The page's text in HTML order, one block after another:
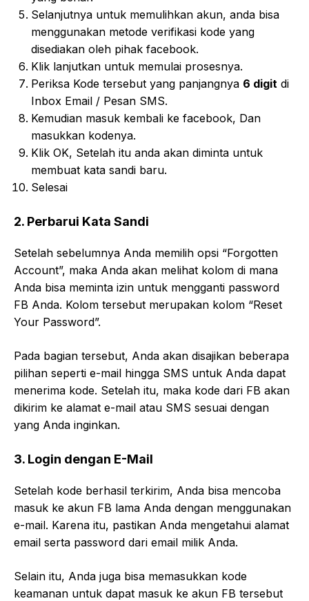
Selanjutnya untuk memulihkan akun, anda bisa
menggunakan metode verifikasi kode yang
disediakan oleh pihak facebook.
Klik lanjutkan untuk memulai prosesnya.
Periksa Kode tersebut yang panjangnya 6 digit di
Inbox Email / Pesan SMS.
Kemudian masuk kembali ke facebook, Dan
masukkan kodenya.
Klik OK, Setelah itu anda akan diminta untuk
membuat kata sandi baru.
Selesai
2. Perbarui Kata Sandi
Setelah sebelumnya Anda memilih opsi “Forgotten
Account”, maka Anda akan melihat kolom di mana
Anda bisa meminta izin untuk mengganti password
FB Anda. Kolom tersebut merupakan kolom “Reset
Your Password”.
Pada bagian tersebut, Anda akan disajikan beberapa
pilihan seperti e-mail hingga SMS untuk Anda dapat
menerima kode. Setelah itu, maka kode dari FB akan
dikirim ke alamat e-mail atau SMS sesuai dengan
yang Anda inginkan.
3. Login dengan E-Mail
Setelah kode berhasil terkirim, Anda bisa mencoba
masuk ke akun FB lama Anda dengan menggunakan
e-mail. Karena itu, pastikan Anda mengetahui alamat
email serta password dari email milik Anda.
Selain itu, Anda juga bisa memasukkan kode
keamanan untuk dapat masuk ke akun FB tersebut